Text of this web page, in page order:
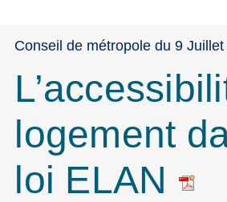
Conseil de métropole du 9
logement
loi ELAN